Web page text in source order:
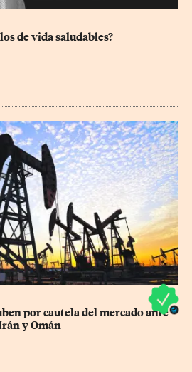
de vida saludables?
por cautela del mercado ante
y Omán